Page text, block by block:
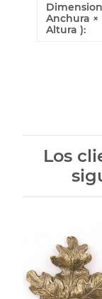
Anchura ×
Altura ):
Los